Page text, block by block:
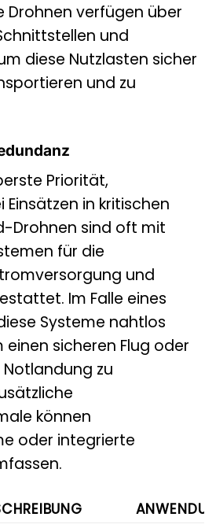
Drohnen verfügen über
und
diese Nutzlasten sicher
und zu
Priorität,
in kritischen
Drohnen sind oft mit
für die
und
Im Falle eines
Systeme nahtlos
sicheren Flug oder
zu
können
oder integrierte